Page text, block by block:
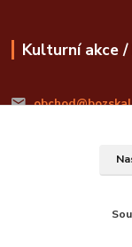
Kulturní akce